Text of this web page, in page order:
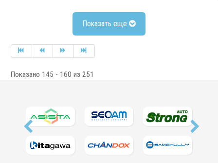
Показать еще
Показано 145 - 160 из 251